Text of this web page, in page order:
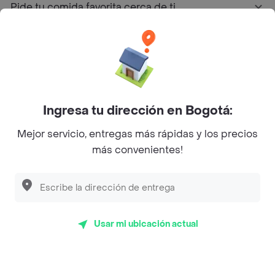
Pide tu comida favorita cerca de ti
Sobre Rappi
Facebook
Twitter
Instagram
©2026Rappi Inc. All rights reserved.
Ingresa tu dirección en Bogotá:
Mejor servicio, entregas más rápidas y los precios
más convenientes!
Usar mi ubicación actual